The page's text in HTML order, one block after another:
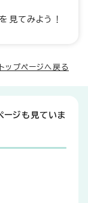
見てみよう！
トップページへ戻る
ージも見ていま